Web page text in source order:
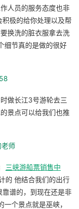
人员的服务态度也非
极的给你处理以及帮
换洗的脏衣服拿去洗
细节真的是做的很好
做长江3号游轮去三
景点可以给我们也推
师
三峡游船票销售中
的 他结合我们的出行
谱的，到现在还是非
个景点就是巫峡，